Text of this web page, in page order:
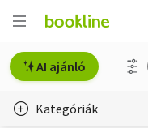
AI ajánló
Kategóriák